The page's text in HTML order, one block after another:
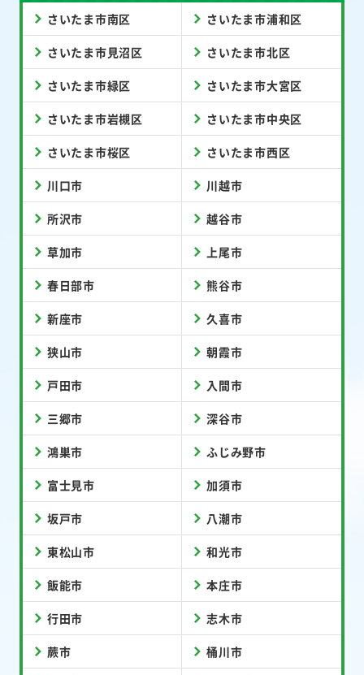
さいたま市南区 さいたま市浦和区
さいたま市見沼区 さいたま市北区
さいたま市緑区 さいたま市大宮区
さいたま市岩槻区 さいたま市中央区
さいたま市桜区 さいたま市西区
川口市 川越市
所沢市 越谷市
草加市 上尾市
春日部市 熊谷市
新座市 久喜市
狭山市 朝霞市
戸田市 入間市
三郷市 深谷市
鴻巣市 ふじみ野市
富士見市 加須市
坂戸市 八潮市
東松山市 和光市
飯能市 本庄市
行田市 志木市
蕨市 桶川市